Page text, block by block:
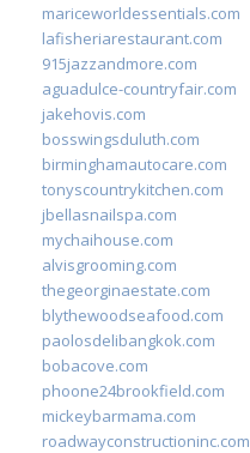
mariceworldessentials.com
lafisheriarestaurant.com
915jazzandmore.com
aguadulce-countryfair.com
jakehovis.com
bosswingsduluth.com
birminghamautocare.com
tonyscountrykitchen.com
jbellasnailspa.com
mychaihouse.com
alvisgrooming.com
thegeorginaestate.com
blythewoodseafood.com
paolosdelibangkok.com
bobacove.com
phoone24brookfield.com
mickeybarmama.com
roadwayconstructioninc.com